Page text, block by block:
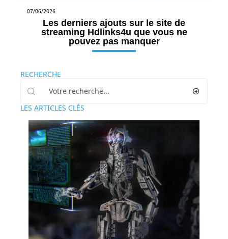
07/06/2026
Les derniers ajouts sur le site de
streaming Hdlinks4u que vous ne
pouvez pas manquer
RECHERCHE
LES ARTICLES CLÉS